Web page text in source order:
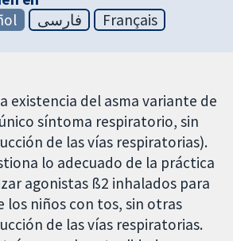
فارسی Français
existencia del asma variante de
síntoma respiratorio, sin
de las vías respiratorias).
lo adecuado de la práctica
agonistas ß2 inhalados para
niños con tos, sin otras
de las vías respiratorias.